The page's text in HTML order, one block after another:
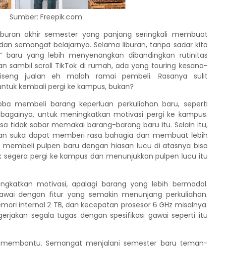
Sumber: Freepik.com
akhir semester yang panjang seringkali membuat
semangat belajarnya. Selama liburan, tanpa sadar kita
baru yang lebih menyenangkan dibandingkan rutinitas
sambil scroll TikTok di rumah, ada yang touring kesana-
jualan eh malah ramai pembeli. Rasanya sulit
kembali pergi ke kampus, bukan?
membeli barang keperluan perkuliahan baru, seperti
untuk meningkatkan motivasi pergi ke kampus.
tidak sabar memakai barang-barang baru itu. Selain itu,
suka dapat memberi rasa bahagia dan membuat lebih
membeli pulpen baru dengan hiasan lucu di atasnya bisa
pergi ke kampus dan menunjukkan pulpen lucu itu
motivasi, apalagi barang yang lebih bermodal.
dengan fitur yang semakin menunjang perkuliahan.
internal 2 TB, dan kecepatan prosesor 6 GHz misalnya.
segala tugas dengan spesifikasi gawai seperti itu
Semangat menjalani semester baru teman-